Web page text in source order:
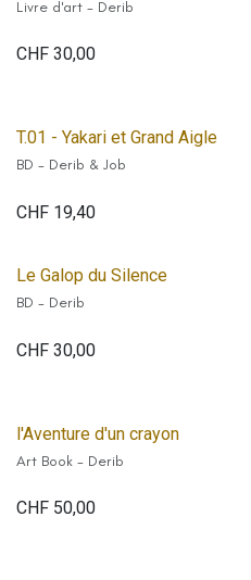
Livre d'art - Derib
CHF 30,00
T.01 - Yakari et Grand Aigle
BD - Derib & Job
CHF 19,40
Le Galop du Silence
BD - Derib
CHF 30,00
l'Aventure d'un crayon
Art Book - Derib
CHF 50,00